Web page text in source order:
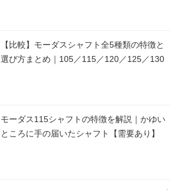
【比較】モーダスシャフト全5種類の特徴と
選び方まとめ｜105／115／120／125／130
モーダス115シャフトの特徴を解説｜かゆい
ところに手の届いたシャフト【需要あり】